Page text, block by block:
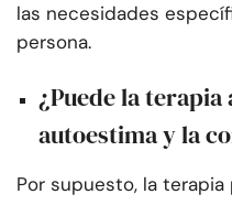
las necesidades
persona.
¿Puede la
autoestima y la
Por supuesto, la